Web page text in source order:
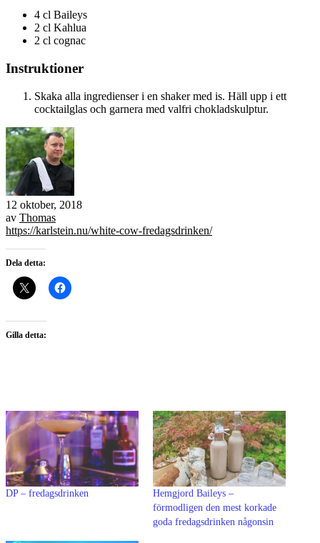
4 cl Baileys
2 cl Kahlua
2 cl cognac
Instruktioner
Skaka alla ingredienser i en shaker med is. Häll upp i ett
cocktailglas och garnera med valfri chokladskulptur.
12 oktober, 2018
av Thomas
https://karlstein.nu/white-cow-fredagsdrinken/
Dela detta:
Gilla detta:
DP – fredagsdrinken
Hemgjord Baileys –
förmodligen den mest korkade
goda fredagsdrinken någonsin